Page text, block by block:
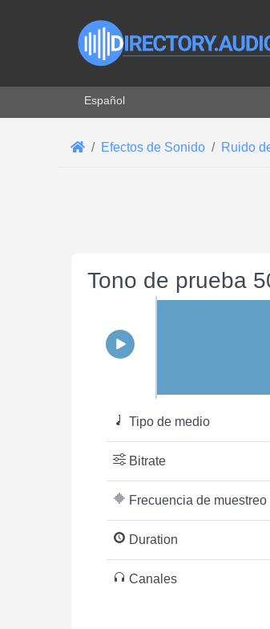
Seleccione su idioma
Español
Efectos de Sonido Ruido
Tono de prueba
Tipo de medio
Bitrate
Frecuencia de muestreo
Duration
Canales